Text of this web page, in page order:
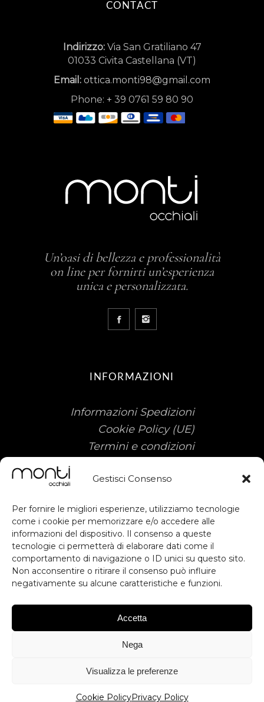
Gestisci Consenso
Per fornire le migliori esperienze, utilizziamo tecnologie
come i cookie per memorizzare e/o accedere alle
informazioni del dispositivo. Il consenso a queste
tecnologie ci permetterà di elaborare dati come il
comportamento di navigazione o ID unici su questo sito.
Non acconsentire o ritirare il consenso può influire
negativamente su alcune caratteristiche e funzioni.
Accetta
Nega
Visualizza le preferenze
Cookie PolicyPrivacy Policy
subscribe
RESTA AGGIORNATO
ISCRIVITI
CONTACT
Indirizzo:Via San Gratiliano 47
01033 Civita Castellana (VT)
Email: ottica.monti98@gmail.com
Phone: + 39 0761 59 80 90
Un’oasi di bellezza e professionalità
on line per fornirti un’esperienza
unica e personalizzata.
INFORMAZIONI
Informazioni Spedizioni
Cookie Policy (UE)
Termini e condizioni
Sostegno ottenuto dal FESR ai sensi
degli artt. 49, 50 e dell'allegato IX del
RDC. Contributo previsto dall'avviso
Inteventi di Digital Workplace per
migliorare la produttività, Digital
Commerce & Engagement per
migliorare l'esperienza utente e
stabilità, Database Backup per